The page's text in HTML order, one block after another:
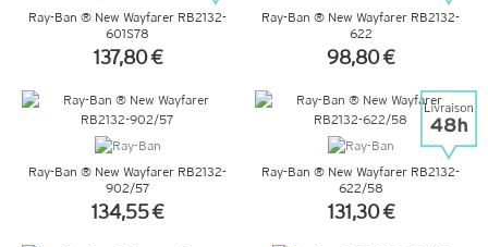
Ray-Ban ® New Wayfarer RB2132-
601S78
137,80 €
Ray-Ban ® New Wayfarer RB2132-
622
98,80 €
Ray-Ban ® New Wayfarer RB2132-
902/57
134,55 €
Ray-Ban ® New Wayfarer RB2132-
622/58
131,30 €